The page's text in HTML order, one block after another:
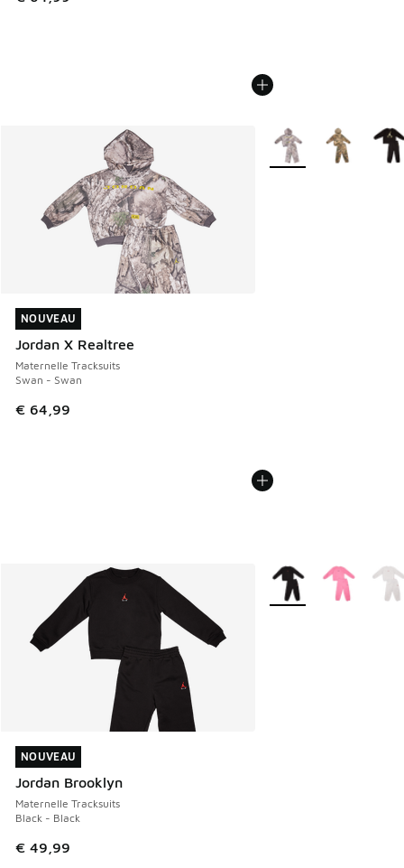
NOUVEAU
Jordan X Realtree
Maternelle Tracksuits
Swan - Swan
€ 64,99
NOUVEAU
Plus de couleurs
NOUVEAU
Jordan Brooklyn
Maternelle Tracksuits
Black - Black
€ 49,99
NOUVEAU
Plus de couleurs